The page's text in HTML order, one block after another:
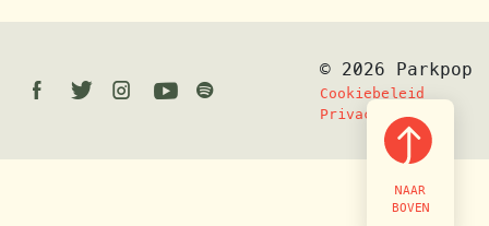
Facebook
TwitterInstagram
Youtube
© 2026 Parkpop
Cookiebeleid
Privacy
NAAR
BOVEN